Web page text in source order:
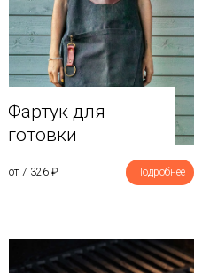
Фартук для
готовки
от 7 326 ₽ Подробнее